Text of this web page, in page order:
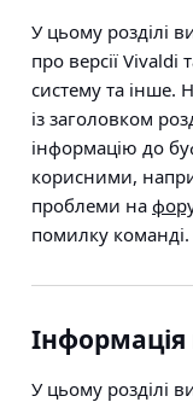
У цьому розділі
про версії
систему та інше.
із заголовком
інформацію до
корисними,
проблеми на
помилку команді.
У цьому розділі